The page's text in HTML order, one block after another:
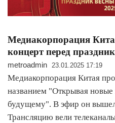
Медиакорпорация
концерт перед
metroadmin 23.01.2025 17:19
Медиакорпорация Китая
названием "Открывая новые
будущему". В эфир он
Трансляцию вели